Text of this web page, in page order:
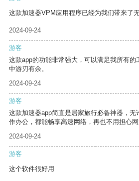
这款加速器VPM应用程序已经为我们带来了
2024-09-24
游客
这款app的功能非常强大，可以满足我所有
中游刃有余。
2024-09-24
游客
这款加速器app简直是居家旅行必备神器，
作办公，都能畅享高速网络，再也不用担心网
2024-09-24
游客
这个软件很好用